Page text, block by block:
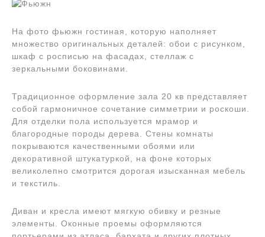
На фото фьюжн гостиная, которую наполняет
множество оригинальных деталей: обои с рисунком,
шкаф с росписью на фасадах, стеллаж с
зеркальными боковинами.
Традиционное оформление зала 20 кв представляет
собой гармоничное сочетание симметрии и роскоши.
Для отделки пола используется мрамор и
благородные породы дерева. Стены комнаты
покрываются качественными обоями или
декоративной штукатуркой, на фоне которых
великолепно смотрится дорогая изысканная мебель
и текстиль.
Диван и кресла имеют мягкую обивку и резные
элементы. Оконные проемы оформляются